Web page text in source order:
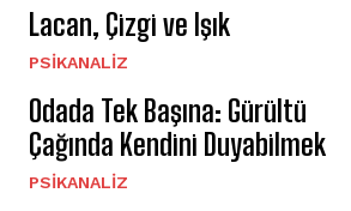
Lacan, Çizgi ve Işık
PSIKANALIZ
Odada Tek Başına: Gürültü
Çağında Kendini Duyabilmek
PSIKANALIZ